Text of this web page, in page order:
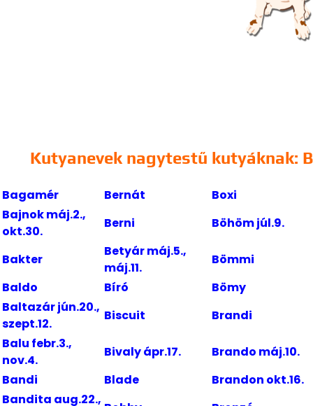
Kutyanevek nagytestű kutyáknak: B
Bagamér Bernát
Boxi
Bajnok máj.2.,
okt.30.
Berni Böhöm júl.9.
Bakter
Betyár máj.5.,
máj.11.
Bömmi
Baldo
Bíró
Bömy
Baltazár jún.20.,
szept.12.
Biscuit
Brandi
Balu febr.3.,
nov.4.
Bivaly ápr.17.
Brando máj.10.
Bandi
Blade
Brandon okt.16.
Bandita aug.22.,